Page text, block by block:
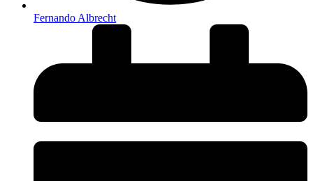
Fernando Albrecht